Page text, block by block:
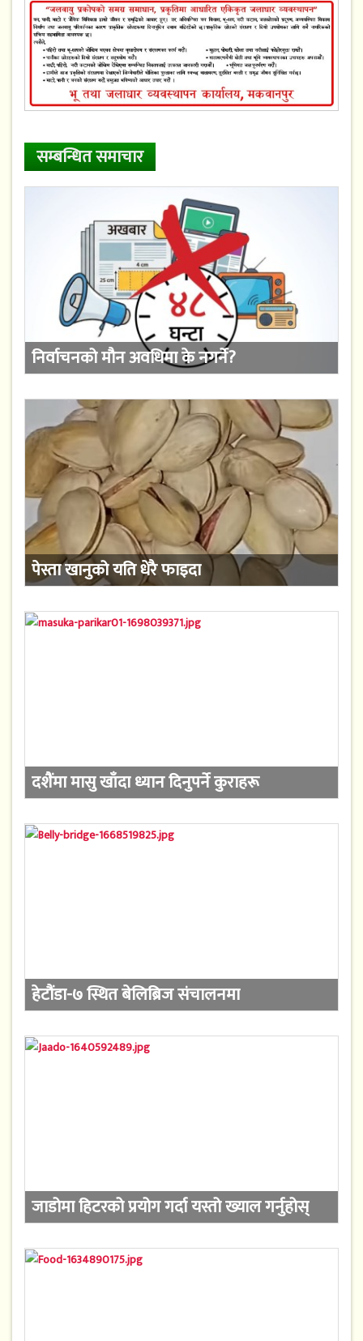
सम्बन्धित समाचार
निर्वाचनको मौन अवधिमा के नगर्ने?
पेस्ता खानुको यति धेरै फाइदा
दशैंमा मासु खाँदा ध्यान दिनुपर्ने कुराहरू
हेटौंडा-७ स्थित बेलिब्रिज संचालनमा
जाडोमा हिटरको प्रयोग गर्दा यस्तो ख्याल गर्नुहोस्